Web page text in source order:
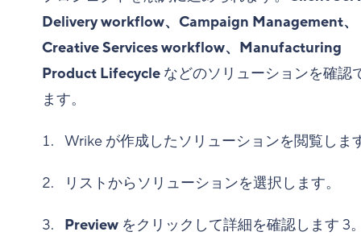
Delivery workflow、Campaign Management、
Creative Services workflow、Manufacturing
Product Lifecycle などのソリューションを確認
ます。
Wrike が作成したソリューションを閲覧しま
リストからソリューションを選択します。
Preview をクリックして詳細を確認します 3